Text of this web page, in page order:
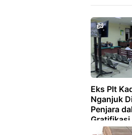
Eks Plt
Nganjuk
Penjara
Gratifikasi
Optik